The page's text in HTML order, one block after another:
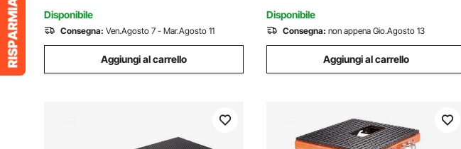
2,5 Forza Trazione 5000kg
Disponibile
Consegna: Ven.Agosto 7 - Mar.Agosto 11
Aggiungi al carrello
Sicurezza
Disponibile
Consegna: non appena Gio.Agosto 13
Aggiungi al carrello